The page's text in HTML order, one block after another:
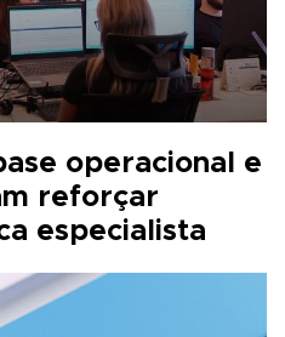
operacional e
reforçar
especialista